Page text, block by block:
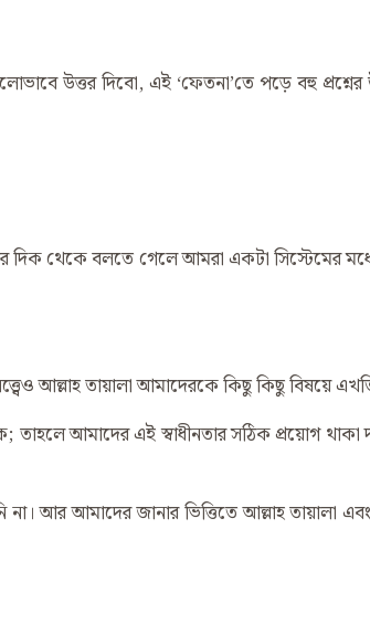
উত্তর দিবো, এই ‌‘ফেতনা’তে পড়ে বহু প্রশ্নের
থেকে বলতে গেলে আমরা একটা সিস্টেমের
তায়ালা আমাদেরকে কিছু কিছু বিষয়ে
তাহলে আমাদের এই স্বাধীনতার সঠিক প্রয়োগ
আর আমাদের জানার ভিত্তিতে আল্লাহ তায়ালা